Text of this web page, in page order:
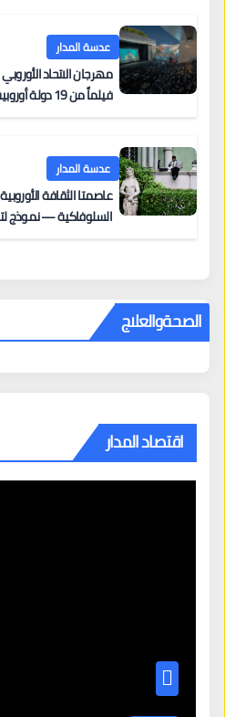
عدسة المدار
فيلماً من 19 دولة أوروبية بالدخول المجاني
عدسة المدار
السلوفاكية — نموذج
الصحةوالعلاج
اقتصاد المدار